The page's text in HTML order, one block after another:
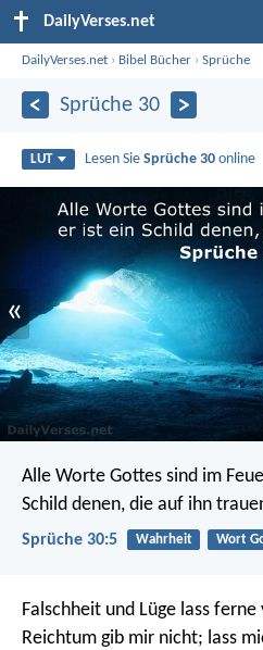
DailyVerses.net
DailyVerses.net › Bibel Bücher ›Sprüche
Sprüche 30
LUT Lesen SieSprüche 30 online
«
Alle Worte Gottes sind im
Schild denen, die auf ihn
Sprüche 30:5 Wahrheit Wort
Falschheit und Lüge lass
Reichtum gib mir nicht; lass